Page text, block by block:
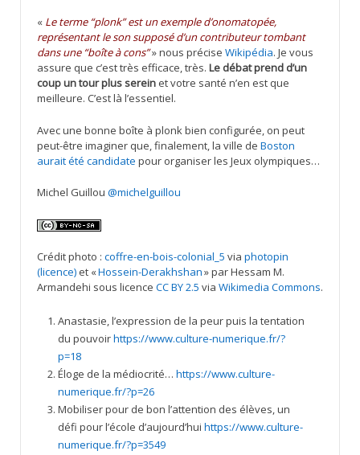
« Le terme “plonk” est un exemple d’onomatopée,
représentant le son supposé d’un contributeur tombant
dans une “boîte à cons”» nous précise Wikipédia. Je vous
assure que c’est très efficace, très. Le débat prend d’un
coup un tour plus serein et votre santé n’en est que
meilleure. C’est là l’essentiel.
Avec une bonne boîte à plonk bien configurée, on peut
peut-être imaginer que, finalement, la ville de Boston
aurait été candidate pour organiser les Jeux olympiques…
Michel Guillou @michelguillou
Crédit photo : coffre-en-bois-colonial_5 via photopin
(licence) et «Hossein-Derakhshan» par Hessam M.
Armandehi sous licence CC BY 2.5 via Wikimedia Commons.
Anastasie, l’expression de la peur puis la tentation
du pouvoirhttps://www.culture-numerique.fr/?
p=18
Éloge de la médiocrité… https://www.culture-
numerique.fr/?p=26
Mobiliser pour de bon l’attention des élèves, un
défi pour l’école d’aujourd’hui https://www.culture-
numerique.fr/?p=3549